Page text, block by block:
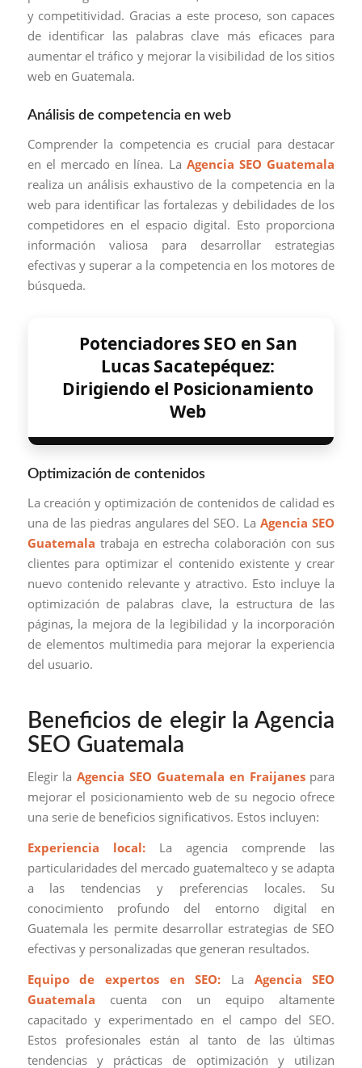
y competitividad. Gracias a este proceso, son capaces
de identificar las palabras clave más eficaces para
aumentar el tráfico y mejorar la visibilidad de los sitios
web en Guatemala.
Análisis de competencia en web
Comprender la competencia es crucial para destacar
en el mercado en línea. La Agencia SEO Guatemala
realiza un análisis exhaustivo de la competencia en la
web para identificar las fortalezas y debilidades de los
competidores en el espacio digital. Esto proporciona
información valiosa para desarrollar estrategias
efectivas y superar a la competencia en los motores de
búsqueda.
Potenciadores SEO en San
Lucas Sacatepéquez:
Dirigiendo el Posicionamiento
Web
Optimización de contenidos
La creación y optimización de contenidos de calidad es
una de las piedras angulares del SEO. LaAgencia SEO
Guatemala trabaja en estrecha colaboración con sus
clientes para optimizar el contenido existente y crear
nuevo contenido relevante y atractivo. Esto incluye la
optimización de palabras clave, la estructura de las
páginas, la mejora de la legibilidad y la incorporación
de elementos multimedia para mejorar la experiencia
del usuario.
Beneficios de elegir la Agencia
SEO Guatemala
Elegir laAgencia SEO Guatemala en Fraijanespara
mejorar el posicionamiento web de su negocio ofrece
una serie de beneficios significativos. Estos incluyen:
Experiencia local:La agencia comprende las
particularidades del mercado guatemalteco y se adapta
a las tendencias y preferencias locales. Su
conocimiento profundo del entorno digital en
Guatemala les permite desarrollar estrategias de SEO
efectivas y personalizadas que generan resultados.
Equipo de expertos en SEO: La Agencia SEO
Guatemala cuenta con un equipo altamente
capacitado y experimentado en el campo del SEO.
Estos profesionales están al tanto de las últimas
tendencias y prácticas de optimización y utilizan